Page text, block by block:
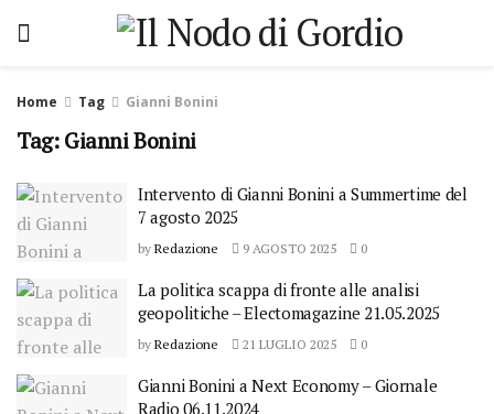
Home Tag Gianni Bonini
Tag: Gianni Bonini
Intervento di Gianni Bonini a Summertime del
7 agosto 2025
by Redazione 9 AGOSTO 2025 0
La politica scappa di fronte alle analisi
geopolitiche – Electomagazine 21.05.2025
by Redazione 21 LUGLIO 2025 0
Gianni Bonini a Next Economy – Giornale
Radio 06.11.2024